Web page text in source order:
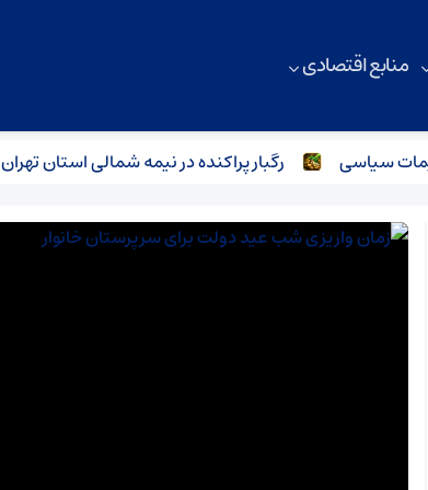
منابع اقتصادی
رگبار پراکنده در نیمه شمالی استان تهران تا شنبه